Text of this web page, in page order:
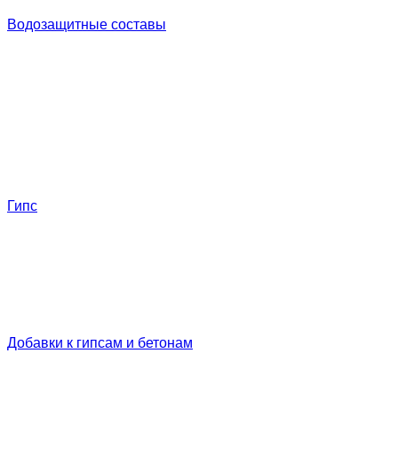
Водозащитные составы
Гипс
Добавки к гипсам и бетонам